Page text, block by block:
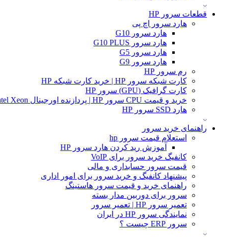
قطعات سرور HP
هارد سرور اچ پی
هارد سرور G10
هارد سرور G10 PLUS
هارد سرور G5
هارد سرور G9
رم سرور HP
کارت شبکه سرور HP | خرید کارت شبکه HP
کارت گرافیک (GPU) سرور HP
خرید و قیمت CPU سرور HP | پردازنده اورجینال Intel Xeon و AMD EPYC
هارد SSD سرور HP
راهنمای خرید سرور
استعلام قیمت سرور hp
آموزش ريد كردن هارد سرور HP
کانفیگ خرید سرور برای VoIP
قیمت سرور حسابداری و مالی
پیشنهاد کانفیگ و خرید سرور برای امور اداری
راهنمای خرید و قیمت سرور هاستینگ
سرور برای دوربین مدار بسته
تعمیر سرور HP | تعمیر سرور
نمایندگی سرور HP در ایران
سرور ERP چیست ؟